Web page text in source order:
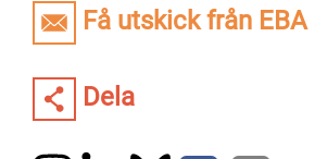
Få utskick från EBA
Dela